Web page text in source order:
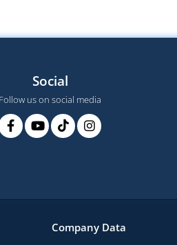
Social
Follow us on social media
Company Data